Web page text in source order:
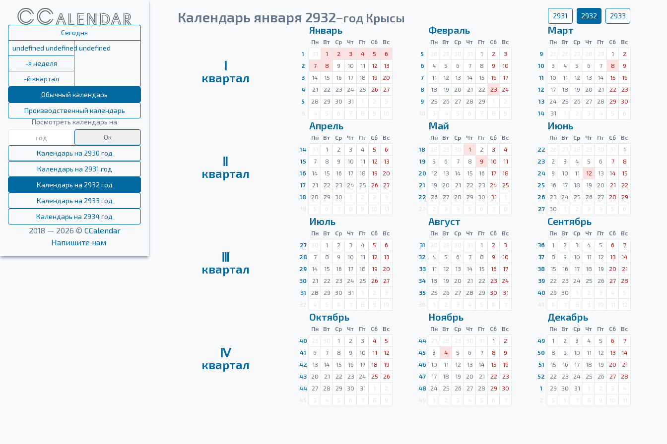
Сегодня
undefined undefined undefined
-я неделя
-й квартал
Обычный календарь
Производственный календарь
Посмотреть календарь на
Ок
Календарь на 2930 год
Календарь на 2931 год
Календарь на 2932 год
Календарь на 2933 год
Календарь на 2934 год
2018 — 2026 © CCalendar
Напишите нам
Календарь января 2932—год Крысы 2931 2932 2933
Ⅰ
квартал
Январь
Пн Вт Ср Чт Пт Сб
Вс
1
31 1 2 3 4 5
6
2
7 8 9 10 11 12
13
3
14 15 16 17 18 19
20
4
21 22 23 24 25 26
27
5
28 29 30 31 1 2
3
4 5 6 7 8 9 10
Февраль
Пн Вт Ср Чт Пт Сб
Вс
5
28 29 30 31 1 2
3
6
4 5 6 7 8 9
10
7
11 12 13 14 15 16
17
8
18 19 20 21 22 23
24
9
25 26 27 28 29 1
2
3 4 5 6 7 8 9
Март
Пн Вт Ср Чт Пт Сб
Вс
9
25 26 27 28 29 1
2
10
3 4 5 6 7 8
9
11
10 11 12 13 14 15
16
12
17 18 19 20 21 22
23
13
24 25 26 27 28 29
30
14
31 1 2 3 4 5 6
Ⅱ
квартал
Апрель
Пн Вт Ср Чт Пт Сб
Вс
14
31 1 2 3 4 5
6
15
7 8 9 10 11 12
13
16
14 15 16 17 18 19
20
17
21 22 23 24 25 26
27
18
28 29 30 1 2 3
4
5 6 7 8 9 10 11
Май
Пн Вт Ср Чт Пт Сб
Вс
18
28 29 30 1 2 3
4
19
5 6 7 8 9 10
11
20
12 13 14 15 16 17
18
21
19 20 21 22 23 24
25
22
26 27 28 29 30 31
1
2 3 4 5 6 7 8
Июнь
Пн Вт Ср Чт Пт Сб
Вс
22
26 27 28 29 30 31
1
23
2 3 4 5 6 7
8
24
9 10 11 12 13 14
15
25
16 17 18 19 20 21
22
26
23 24 25 26 27 28
29
27
30 1 2 3 4 5 6
Ⅲ
квартал
Июль
Пн Вт Ср Чт Пт Сб
Вс
27
30 1 2 3 4 5
6
28
7 8 9 10 11 12
13
29
14 15 16 17 18 19
20
30
21 22 23 24 25 26
27
31
28 29 30 31 1 2
3
4 5 6 7 8 9 10
Август
Пн Вт Ср Чт Пт Сб
Вс
31
28 29 30 31 1 2
3
32
4 5 6 7 8 9
10
33
11 12 13 14 15 16
17
34
18 19 20 21 22 23
24
35
25 26 27 28 29 30
31
1 2 3 4 5 6 7
Сентябрь
Пн Вт Ср Чт Пт Сб
Вс
36
1 2 3 4 5 6
7
37
8 9 10 11 12 13
14
38
15 16 17 18 19 20
21
39
22 23 24 25 26 27
28
40
29 30 1 2 3 4
5
6 7 8 9 10 11 12
Ⅳ
квартал
Октябрь
Пн Вт Ср Чт Пт Сб
Вс
40
29 30 1 2 3 4
5
41
6 7 8 9 10 11
12
42
13 14 15 16 17 18
19
43
20 21 22 23 24 25
26
44
27 28 29 30 31 1
2
3 4 5 6 7 8 9
Ноябрь
Пн Вт Ср Чт Пт Сб
Вс
44
27 28 29 30 31 1
2
45
3 4 5 6 7 8
9
46
10 11 12 13 14 15
16
47
17 18 19 20 21 22
23
48
24 25 26 27 28 29
30
1 2 3 4 5 6 7
Декабрь
Пн Вт Ср Чт Пт Сб
Вс
49
1 2 3 4 5 6
7
50
8 9 10 11 12 13
14
51
15 16 17 18 19 20
21
52
22 23 24 25 26 27
28
1
29 30 31 1 2 3
4
5 6 7 8 9 10 11